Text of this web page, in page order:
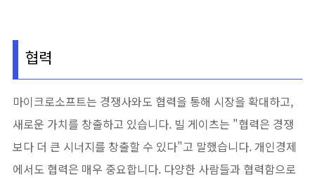
협력
마이크로소프트는 경쟁사와도 협력을 통해 시장을 확대하고,
새로운 가치를 창출하고 있습니다. 빌 게이츠는 "협력은 경쟁
보다 더 큰 시너지를 창출할 수 있다"고 말했습니다. 개인경제
에서도 협력은 매우 중요합니다. 다양한 사람들과 협력함으로